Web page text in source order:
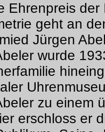
Ehrenpreis
geht an
Jürgen
wurde
zu einem
erschloss er